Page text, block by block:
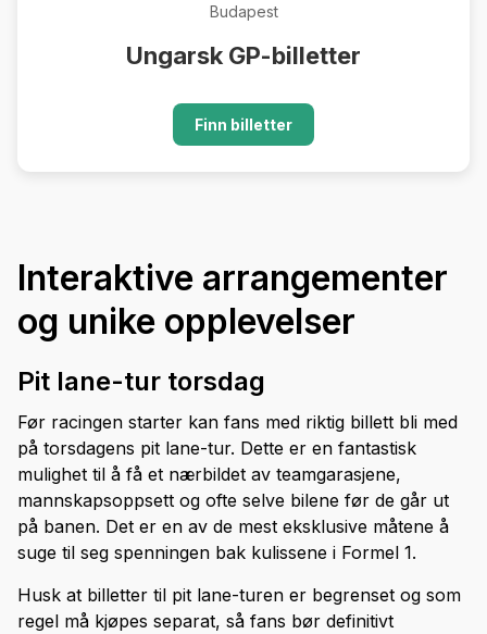
Budapest
Ungarsk GP-billetter
Finn billetter
Interaktive arrangementer
og unike opplevelser
Pit lane-tur torsdag
Før racingen starter kan fans med riktig billett bli med
på torsdagens pit lane-tur. Dette er en fantastisk
mulighet til å få et nærbildet av teamgarasjene,
mannskapsoppsett og ofte selve bilene før de går ut
på banen. Det er en av de mest eksklusive måtene å
suge til seg spenningen bak kulissene i Formel 1.
Husk at billetter til pit lane-turen er begrenset og som
regel må kjøpes separat, så fans bør definitivt